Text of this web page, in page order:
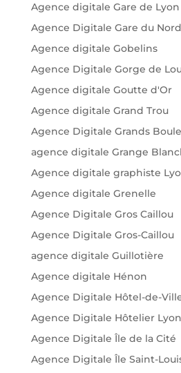
Agence digitale Gare de Lyon
Agence Digitale Gare du Nord
Agence digitale Gobelins
Agence Digitale Gorge de
Agence digitale Goutte d'Or
Agence digitale Grand Trou
Agence Digitale Grands
agence digitale Grange
Agence digitale graphiste
Agence digitale Grenelle
Agence Digitale Gros Caillou
Agence Digitale Gros-Caillou
agence digitale Guillotière
Agence digitale Hénon
Agence Digitale Hôtel-de-
Agence Digitale Hôtelier Lyon
Agence Digitale Île de la Cité
Agence Digitale Île Saint-